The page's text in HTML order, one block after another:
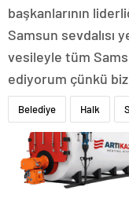
başkanlarının
Samsun sevdalısı
vesileyle tüm
ediyorum çünkü biz
Belediye Halk